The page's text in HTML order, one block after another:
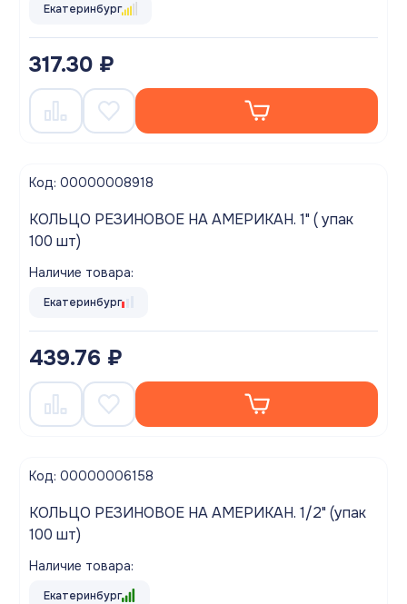
Екатеринбург
317.30 ₽
Код: 00000008918
КОЛЬЦО РЕЗИНОВОЕ НА АМЕРИКАН. 1" ( упак
100 шт)
Наличие товара:
Екатеринбург
439.76 ₽
Код: 00000006158
КОЛЬЦО РЕЗИНОВОЕ НА АМЕРИКАН. 1/2" (упак
100 шт)
Наличие товара:
Екатеринбург